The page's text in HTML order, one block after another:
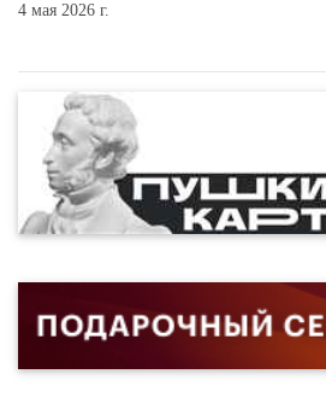
4 мая 2026 г.